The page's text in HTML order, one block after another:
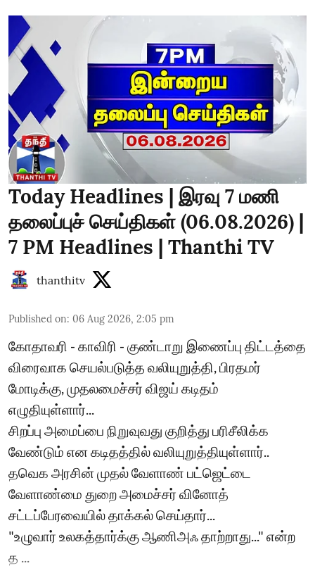
Today Headlines | இரவு 7 மணி
தலைப்புச் செய்திகள் (06.08.2026) |
7 PM Headlines | Thanthi TV
thanthitv
Published on: 06 Aug 2026, 2:05 pm
கோதாவரி - காவிரி - குண்டாறு இணைப்பு திட்டத்தை
விரைவாக செயல்படுத்த வலியுறுத்தி, பிரதமர்
மோடிக்கு, முதலமைச்சர் விஜய் கடிதம்
எழுதியுள்ளார்...
சிறப்பு அமைப்பை நிறுவுவது குறித்து பரிசீலிக்க
வேண்டும் என கடிதத்தில் வலியுறுத்தியுள்ளார்..
தவெக அரசின் முதல் வேளாண் பட்ஜெட்டை
வேளாண்மை துறை அமைச்சர் வினோத்
சட்டப்பேரவையில் தாக்கல் செய்தார்...
"உழுவார் உலகத்தார்க்கு ஆணிஅஃ தாற்றாது..." என்ற
த ...